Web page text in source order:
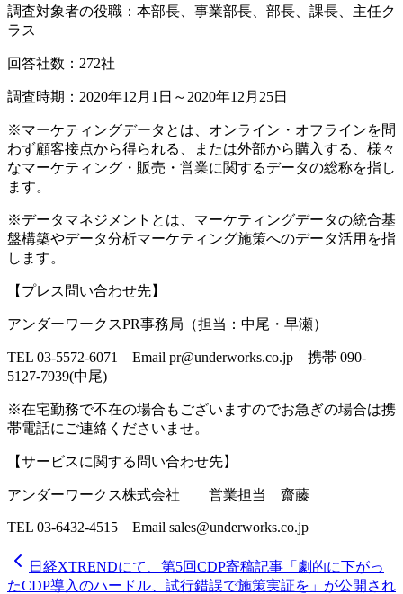
調査対象者の役職：本部長、事業部長、部長、課長、主任ク
ラス
回答社数：272社
調査時期：2020年12月1日～2020年12月25日
※マーケティングデータとは、オンライン・オフラインを問
わず顧客接点から得られる、または外部から購入する、様々
なマーケティング・販売・営業に関するデータの総称を指し
ます。
※データマネジメントとは、マーケティングデータの統合基
盤構築やデータ分析マーケティング施策へのデータ活用を指
します。
【プレス問い合わせ先】
アンダーワークスPR事務局（担当：中尾・早瀬）
TEL 03-5572-6071 Email pr@underworks.co.jp 携帯 090-
5127-7939(中尾)
※在宅勤務で不在の場合もございますのでお急ぎの場合は携
帯電話にご連絡くださいませ。
【サービスに関する問い合わせ先】
アンダーワークス株式会社 営業担当 齋藤
TEL 03-6432-4515 Email sales@underworks.co.jp
日経XTRENDにて、第5回CDP寄稿記事「劇的に下がっ
たCDP導入のハードル、試行錯誤で施策実証を」が公開され